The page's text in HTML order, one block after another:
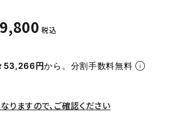
税込
53,266円から。分割手数料無料
りますので、ご確認ください